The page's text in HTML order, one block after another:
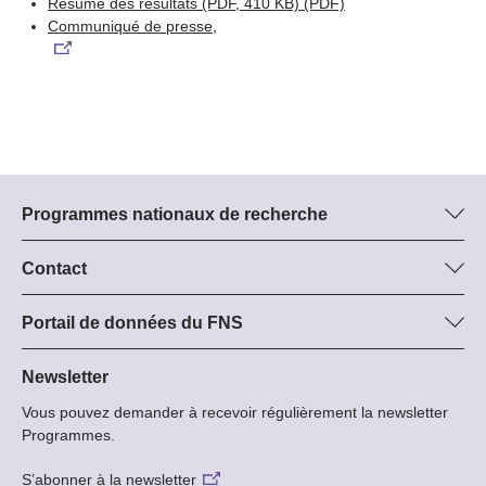
Communiqué de presse,
Programmes nationaux de recherche
Vous trouverez ici des informations sur tous les Programmes
nationaux de recherche (PNR) :
Tous les PNR
Contact
Manager du programme
Dr Stephanie Schönholzer, SNF
Tél.: +
22
Portail de données du FNS
Vous trouverez ici des informations complètes sur les projets de
recherche et les subsides approuvés par le FNS.
Recherche de projets
Newsletter
Vous pouvez demander à recevoir régulièrement la newsletter
Programmes.
S’abonner à la newsletter